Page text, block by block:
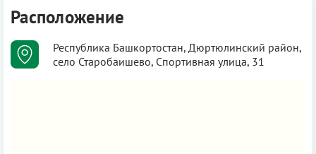
Расположение
Республика Башкортостан, Дюртюлинский район,
село Старобаишево, Спортивная улица, 31